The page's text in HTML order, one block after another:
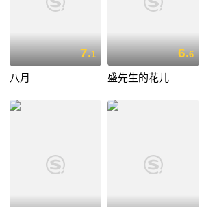
7.1
八月
6.6
盛先生的花儿